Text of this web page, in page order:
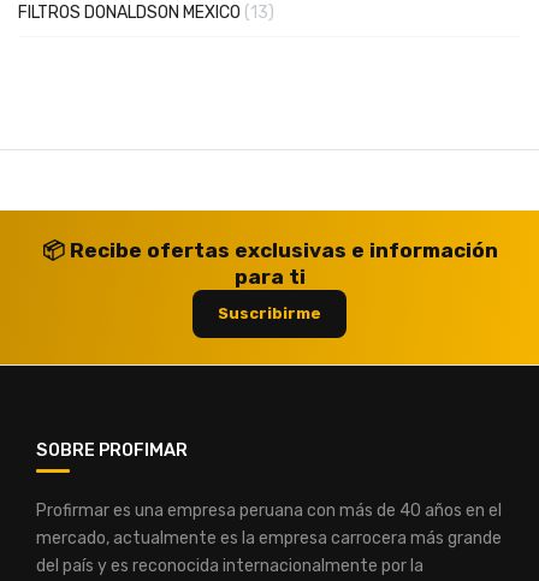
FILTROS DONALDSON MEXICO 13artículos
📦 Recibe ofertas exclusivas e información
para ti
Suscribirme
SOBRE PROFIMAR
Profirmar es una empresa peruana con más de 40 años en el
mercado, actualmente es la empresa carrocera más grande
del país y es reconocida internacionalmente por la